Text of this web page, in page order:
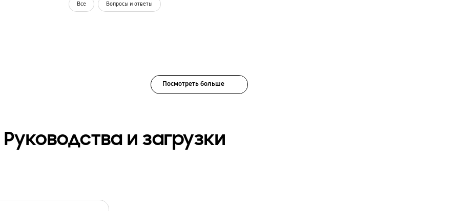
Все Вопросы и ответы
Посмотреть больше
Руководства и загрузки